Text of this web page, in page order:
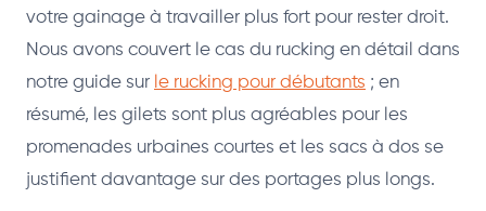
votre gainage à travailler plus fort pour rester droit.
Nous avons couvert le cas du rucking en détail dans
notre guide sur le rucking pour débutants ; en
résumé, les gilets sont plus agréables pour les
promenades urbaines courtes et les sacs à dos se
justifient davantage sur des portages plus longs.